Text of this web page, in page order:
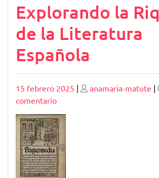
Explorando la
de la Literatura
Española
Publicado
15 febrero 2025 | Publicado
anamaria-matute |
comentarioen
la
Riqueza
de
la
Literatura